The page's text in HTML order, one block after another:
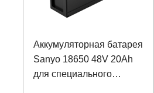
Аккумуляторная батарея
Sanyo 18650 48V 20Ah
для специального